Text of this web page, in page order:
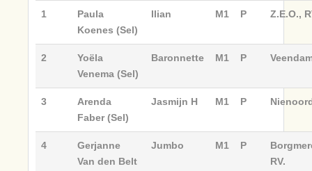
1
Paula
Koenes (Sel)
Ilian M1 P Z.E.O.,
2
Yoëla
Venema (Sel)
Baronnette M1 P
3
Arenda
Faber (Sel)
Jasmijn H M1 P
4
Gerjanne
Van den Belt
Jumbo M1 P
RV.